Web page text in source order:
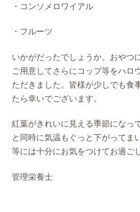
・コンソメロワイアル
・フルーツ
いかがだったでしょうか。おやつ
ご用意してさらにコップ等をハロ
ただきました。皆様が少しでも食
たら幸いでございます。
紅葉がきれいに見える季節になっ
と同時に気温もぐっと下がってま
等には十分にお気をつけてお過ご
管理栄養士